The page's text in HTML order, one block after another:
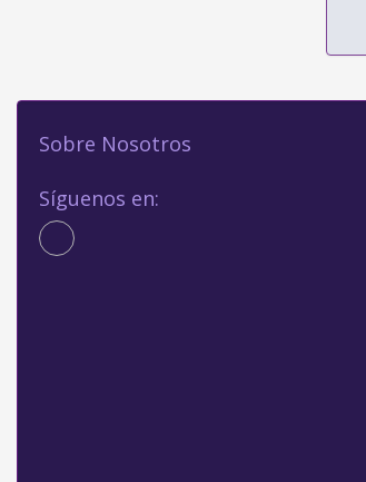
Sobre Nosotros
Síguenos en: